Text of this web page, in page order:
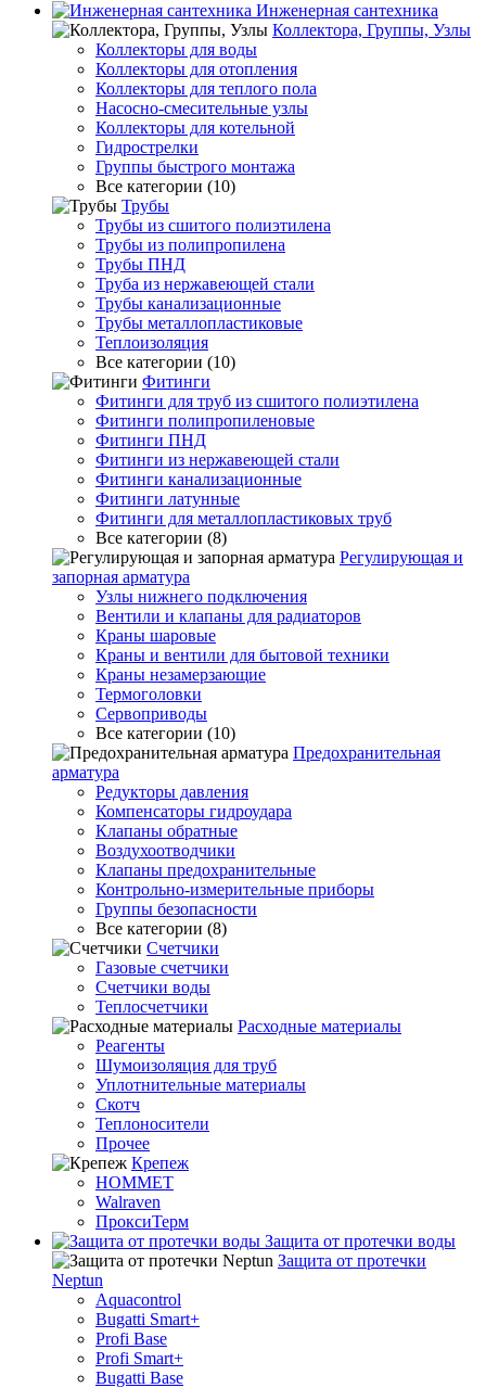
Инженерная сантехника
Коллектора, Группы, Узлы
Коллекторы для воды
Коллекторы для отопления
Коллекторы для теплого пола
Насосно-смесительные узлы
Коллекторы для котельной
Гидрострелки
Группы быстрого монтажа
Все категории (10)
Трубы
Трубы из сшитого полиэтилена
Трубы из полипропилена
Трубы ПНД
Труба из нержавеющей стали
Трубы канализационные
Трубы металлопластиковые
Теплоизоляция
Все категории (10)
Фитинги
Фитинги для труб из сшитого полиэтилена
Фитинги полипропиленовые
Фитинги ПНД
Фитинги из нержавеющей стали
Фитинги канализационные
Фитинги латунные
Фитинги для металлопластиковых труб
Все категории (8)
Регулирующая и
запорная арматура
Узлы нижнего подключения
Вентили и клапаны для радиаторов
Краны шаровые
Краны и вентили для бытовой техники
Краны незамерзающие
Термоголовки
Сервоприводы
Все категории (10)
Предохранительная
арматура
Редукторы давления
Компенсаторы гидроудара
Клапаны обратные
Воздухоотводчики
Клапаны предохранительные
Контрольно-измерительные приборы
Группы безопасности
Все категории (8)
Счетчики
Газовые счетчики
Счетчики воды
Теплосчетчики
Расходные материалы
Реагенты
Шумоизоляция для труб
Уплотнительные материалы
Скотч
Теплоносители
Прочее
Крепеж
HOMMET
Walraven
ПроксиТерм
Защита от протечки воды
Защита от протечки
Neptun
Aquacontrol
Bugatti Smart+
Profi Base
Profi Smart+
Bugatti Base